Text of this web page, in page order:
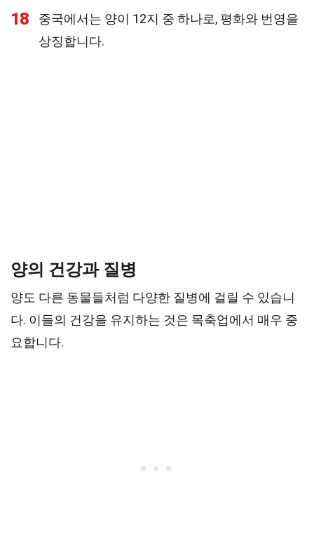
18
중국에서는 양이 12지 중 하나로, 평화와 번영을
상징합니다.
양의 건강과 질병
양도 다른 동물들처럼 다양한 질병에 걸릴 수 있습니
다. 이들의 건강을 유지하는 것은 목축업에서 매우 중
요합니다.